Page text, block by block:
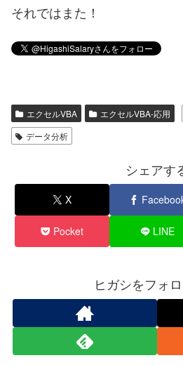
それではまた！
エクセルVBA エクセルVBA-応用
データ分析
シェアす
X
Pocket LINE
ヒガシをフォ